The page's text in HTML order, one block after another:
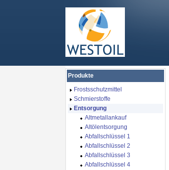
Produkte
Frostsschutzmittel
Schmierstoffe
Entsorgung
Altmetallankauf
Altölentsorgung
Abfallschlüssel 1
Abfallschlüssel 2
Abfallschlüssel 3
Abfallschlüssel 4